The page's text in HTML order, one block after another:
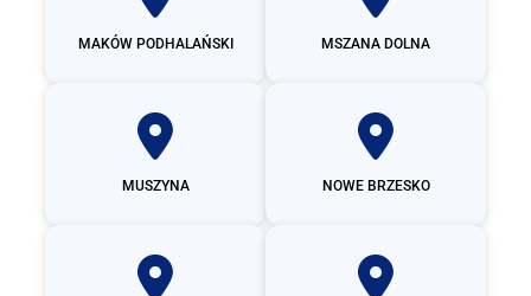
MAKÓW PODHALAŃSKI MSZANA DOLNA
MUSZYNA NOWE BRZESKO